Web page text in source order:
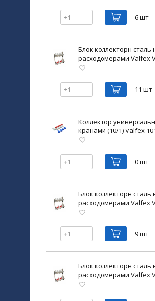
6 шт
Блок коллекторн
расходомерами Valfex
11 шт
Коллектор
кранами (10/1) Valfex
0 шт
Блок коллекторн
расходомерами Valfex
9 шт
Блок коллекторн
расходомерами Valfex